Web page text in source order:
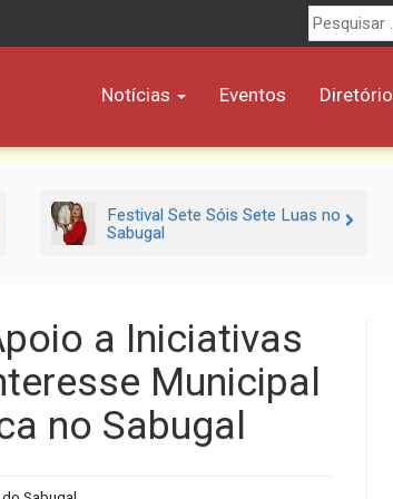
Procurar
por:
Notícias Eventos Diretório
Festival Sete Sóis Sete Luas no
Sabugal
a Iniciativas
Municipal
no Sabugal